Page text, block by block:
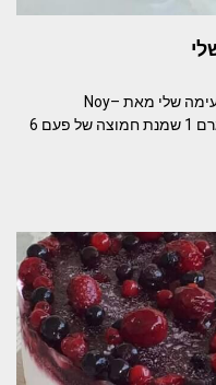
עוגת הגבינה שלי זאת עוגת הגבינה הכי טעימה שלי מאת –Noy
Turgeman המרכיבים- גבינה לבנה 750 גרם 1 שמנת חמוצה של פעם 6